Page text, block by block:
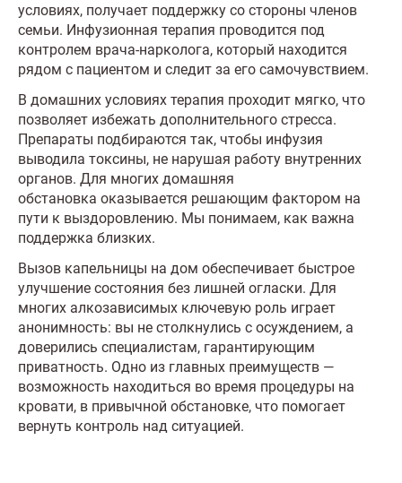
условиях, получает поддержку со стороны членов
семьи. Инфузионная терапия проводится под
контролем врача-нарколога, который находится
рядом с пациентом и следит за его самочувствием.
В домашних условиях терапия проходит мягко, что
позволяет избежать дополнительного стресса.
Препараты подбираются так, чтобы инфузия
выводила токсины, не нарушая работу внутренних
органов. Для многих домашняя
обстановка оказывается решающим фактором на
пути к выздоровлению. Мы понимаем, как важна
поддержка близких.
Вызов капельницы на дом обеспечивает быстрое
улучшение состояния без лишней огласки. Для
многих алкозависимых ключевую роль играет
анонимность: вы не столкнулись с осуждением, а
доверились специалистам, гарантирующим
приватность. Одно из главных преимуществ —
возможность находиться во время процедуры на
кровати, в привычной обстановке, что помогает
вернуть контроль над ситуацией.